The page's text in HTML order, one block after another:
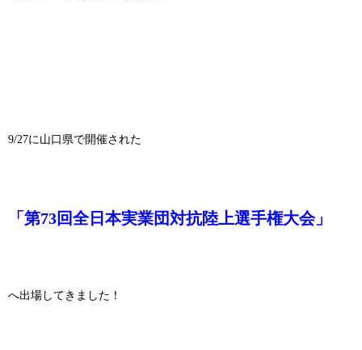
9/27に山口県で開催された
「第73回全日本実業団対抗陸上選手権大会」
へ出場してきました！